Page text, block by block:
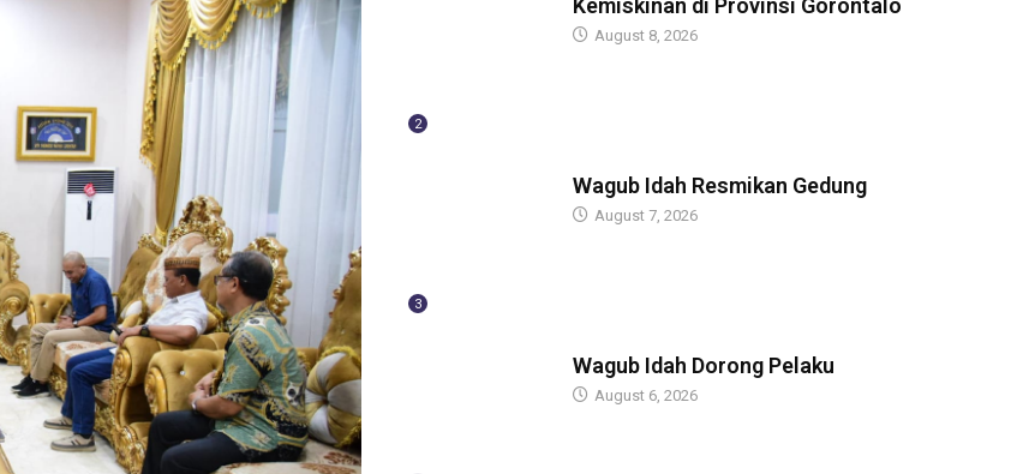
Kemiskinan di Provinsi Gorontalo
August 8, 2026
2
Wagub Idah Resmikan Gedung
August 7, 2026
3
Wagub Idah Dorong Pelaku
August 6, 2026